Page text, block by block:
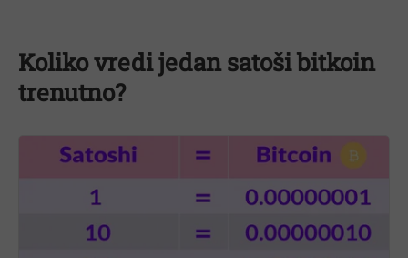
Koliko vredi jedan satoši bitkoin
trenutno?